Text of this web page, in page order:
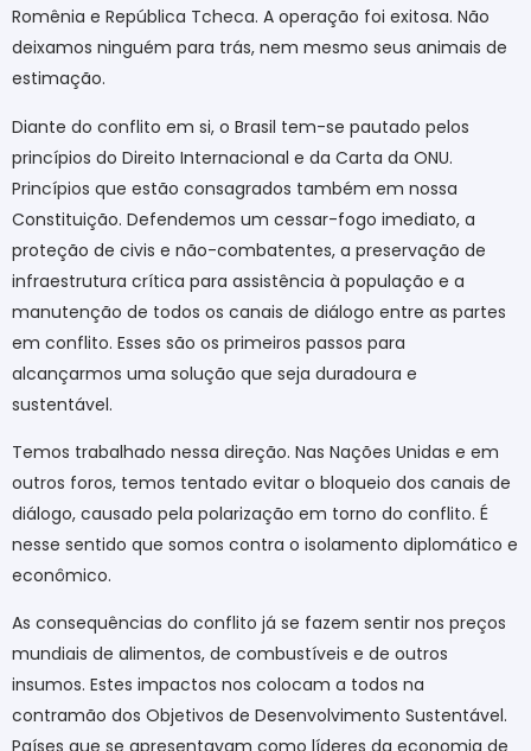
Romênia e República Tcheca. A operação foi exitosa. Não
deixamos ninguém para trás, nem mesmo seus animais de
estimação.
Diante do conflito em si, o Brasil tem-se pautado pelos
princípios do Direito Internacional e da Carta da ONU.
Princípios que estão consagrados também em nossa
Constituição. Defendemos um cessar-fogo imediato, a
proteção de civis e não-combatentes, a preservação de
infraestrutura crítica para assistência à população e a
manutenção de todos os canais de diálogo entre as partes
em conflito. Esses são os primeiros passos para
alcançarmos uma solução que seja duradoura e
sustentável.
Temos trabalhado nessa direção. Nas Nações Unidas e em
outros foros, temos tentado evitar o bloqueio dos canais de
diálogo, causado pela polarização em torno do conflito. É
nesse sentido que somos contra o isolamento diplomático e
econômico.
As consequências do conflito já se fazem sentir nos preços
mundiais de alimentos, de combustíveis e de outros
insumos. Estes impactos nos colocam a todos na
contramão dos Objetivos de Desenvolvimento Sustentável.